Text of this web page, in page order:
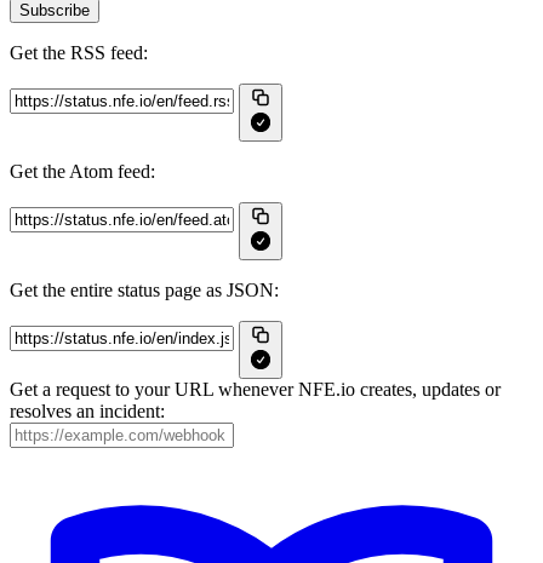
Subscribe
Get the RSS feed:
Get the Atom feed:
Get the entire status page as JSON:
Get a request to your URL whenever NFE.io creates, updates or
resolves an incident: